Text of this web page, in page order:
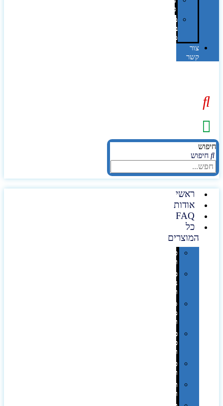
פנטון?
מיתוג
באמצעות
מדבקות
צור
קשר
חיפוש
ראשי
אודות
FAQ
כל
המוצרים
טכנולוגיה
וגאדג'טים
פנאי,
נופש
ונסיעות
סביבת
משרד
ופרימיום
כלים,
פנסים
ורכב
טקסטיל
וחורף
תיקים
ומזוודות